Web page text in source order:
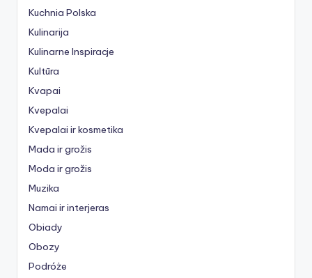
Kuchnia Polska
Kulinarija
Kulinarne Inspiracje
Kultūra
Kvapai
Kvepalai
Kvepalai ir kosmetika
Mada ir grožis
Moda ir grožis
Muzika
Namai ir interjeras
Obiady
Obozy
Podróże